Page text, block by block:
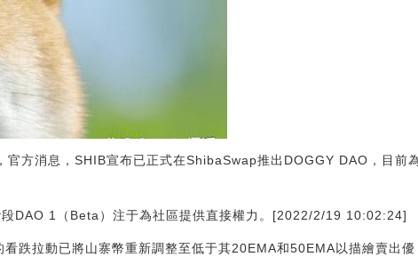
方消息，SHIB宣布已正式在ShibaSwap推出DOGGY DAO，目前
DAO 1（Beta）注于為社區提供直接權力。[2022/2/19 10:02:24]
跌拉動已將山寨幣重新調整至低于其20EMA和50EMA以描繪賣出優